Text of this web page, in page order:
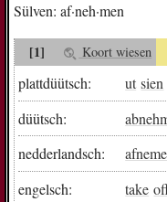
Sülven: af·neh·men
[1] Koort wiesen
plattdüütsch: ut sien
düütsch:
nedderlandsch:
engelsch:
take